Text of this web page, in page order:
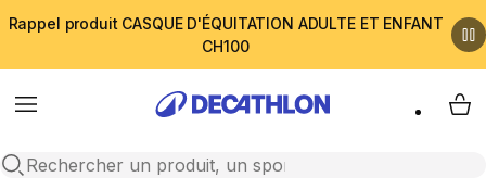
Rappel produit CASQUE D'ÉQUITATION ADULTE ET ENFANT
CH100
Menu
Open search
My